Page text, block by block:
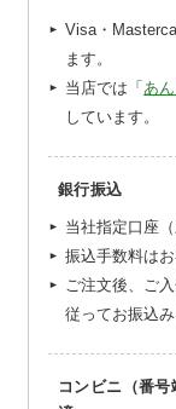
Visa・
ます。
当店では「 あ
しています。
銀行振込
当社指定口座
振込手数料はお
ご注文後、ご
従ってお振込み
コンビニ（番